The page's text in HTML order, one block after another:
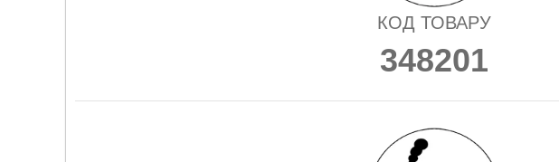
КОД ТОВАРУ
348201